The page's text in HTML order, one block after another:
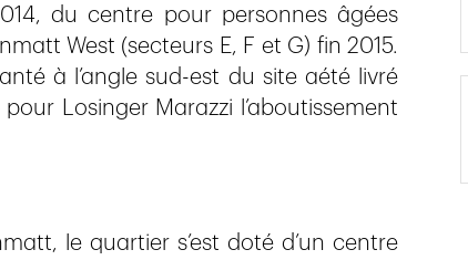
du centre pour personnes âgées
West (secteurs E, F et G) fin 2015.
à l’angle sud-est du site aété livré
Losinger Marazzi l’aboutissement
le quartier s’est doté d’un centre